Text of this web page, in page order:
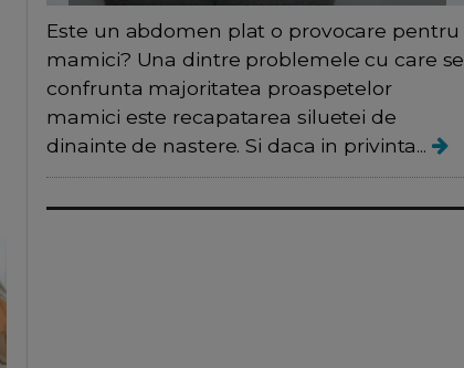
Este un abdomen plat o provocare pentru
mamici? Una dintre problemele cu care se
confrunta majoritatea proaspetelor
mamici este recapatarea siluetei de
dinainte de nastere. Si daca in privinta...